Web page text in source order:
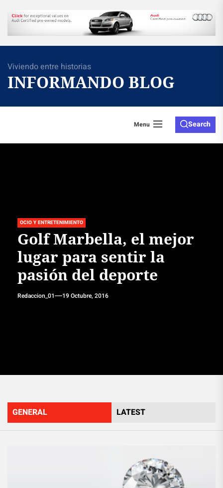
Skip
the
Viviendo entre historias
INFORMANDO BLOG
Menu Search
OCIO Y ENTRETENIMIENTO
Golf Marbella, el mejor
lugar para sentir la
pasión del deporte
Redaccion_01 19 Octubre, 2016
GENERAL LATEST